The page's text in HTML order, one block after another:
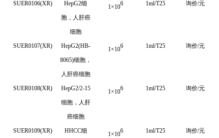
SUER0106(XR) HepG2细
胞，人肝癌
细胞
1 ×106 1ml/T25 询价/元
SUER0107(XR) HepG2(HB-
8065)细胞，
人肝癌细胞
1 ×106 1ml/T25 询价/元
SUER0108(XR) HepG2/2-15
细胞，人肝
癌细胞
1 ×106 1ml/T25 询价/元
SUER0109(XR) HHCC细 1 ×106 1ml/T25 询价/元